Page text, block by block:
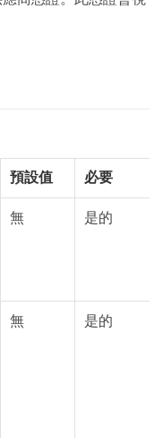
預設值 必要
無 是的
無 是的